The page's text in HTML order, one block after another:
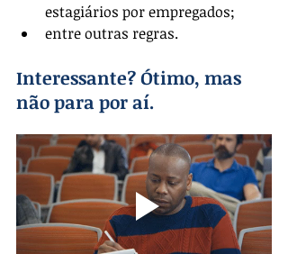
estagiários por empregados;
entre outras regras.
Interessante? Ótimo, mas
não para por aí.